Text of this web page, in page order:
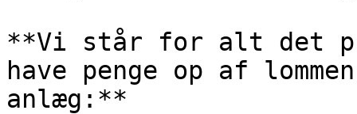
**Vi står for alt det
have penge op af
anlæg:**